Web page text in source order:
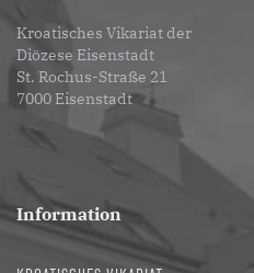
Kroatisches Vikariat der
Diözese Eisenstadt
St. Rochus-Straße 21
7000 Eisenstadt
Information